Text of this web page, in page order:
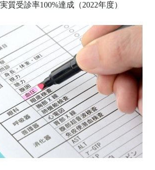
質受診率100%達成（2022年度）